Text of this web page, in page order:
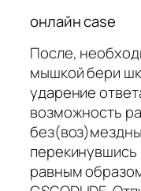
онлайн case
После,
мышкой бери
ударение
возможность
равным